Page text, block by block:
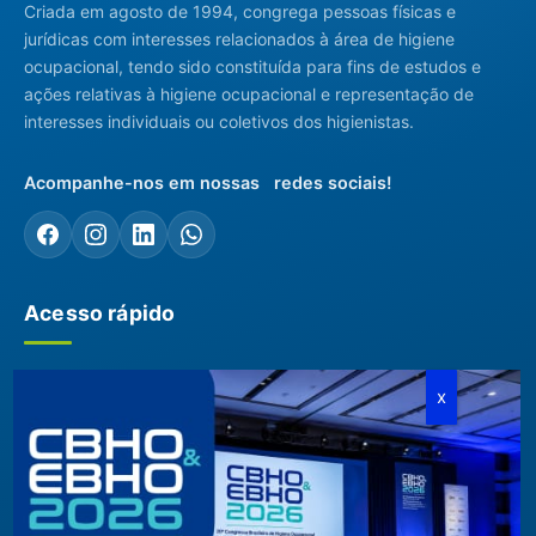
Criada em agosto de 1994, congrega pessoas físicas e
jurídicas com interesses relacionados à área de higiene
ocupacional, tendo sido constituída para fins de estudos e
ações relativas à higiene ocupacional e representação de
interesses individuais ou coletivos dos higienistas.
Acompanhe-nos em nossas redes sociais!
Acesso rápido
Diretoria, Conselhos, Comitês e
Regionais
Documentos Institucionais
Membros
Conteúdos Técnicos
Artigos Técnicos
Biblioteca
Blog